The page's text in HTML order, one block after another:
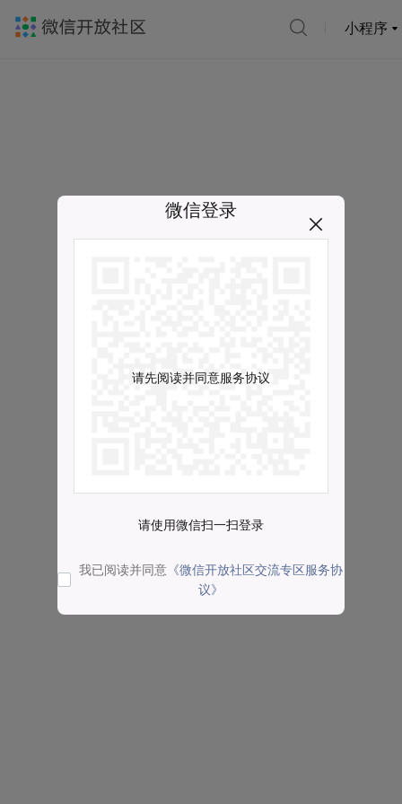
小程序
微信登录
请先阅读并同意服务协议
请使用微信扫一扫登录
我已阅读并同意 《微信开放社区交流专区服务协
议》